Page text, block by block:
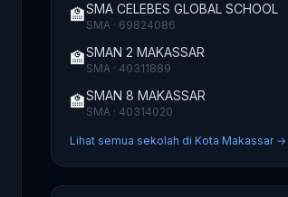
🏫SMA CELEBES GLOBAL SCHOOL
SMA · 69824086
🏫SMAN 2 MAKASSAR
SMA · 40311889
🏫SMAN 8 MAKASSAR
SMA · 40314020
Lihat semua sekolah di Kota Makassar →